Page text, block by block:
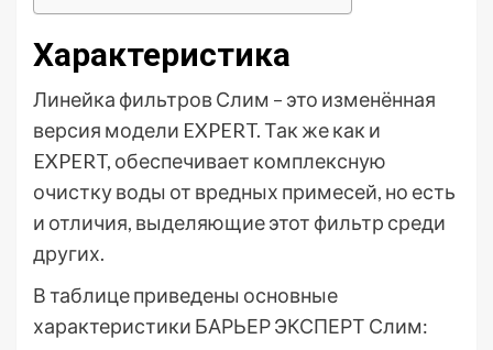
Характеристика
Линейка фильтров Слим – это изменённая
версия модели EXPERT. Так же как и
EXPERT, обеспечивает комплексную
очистку воды от вредных примесей, но есть
и отличия, выделяющие этот фильтр среди
других.
В таблице приведены основные
характеристики БАРЬЕР ЭКСПЕРТ Слим: